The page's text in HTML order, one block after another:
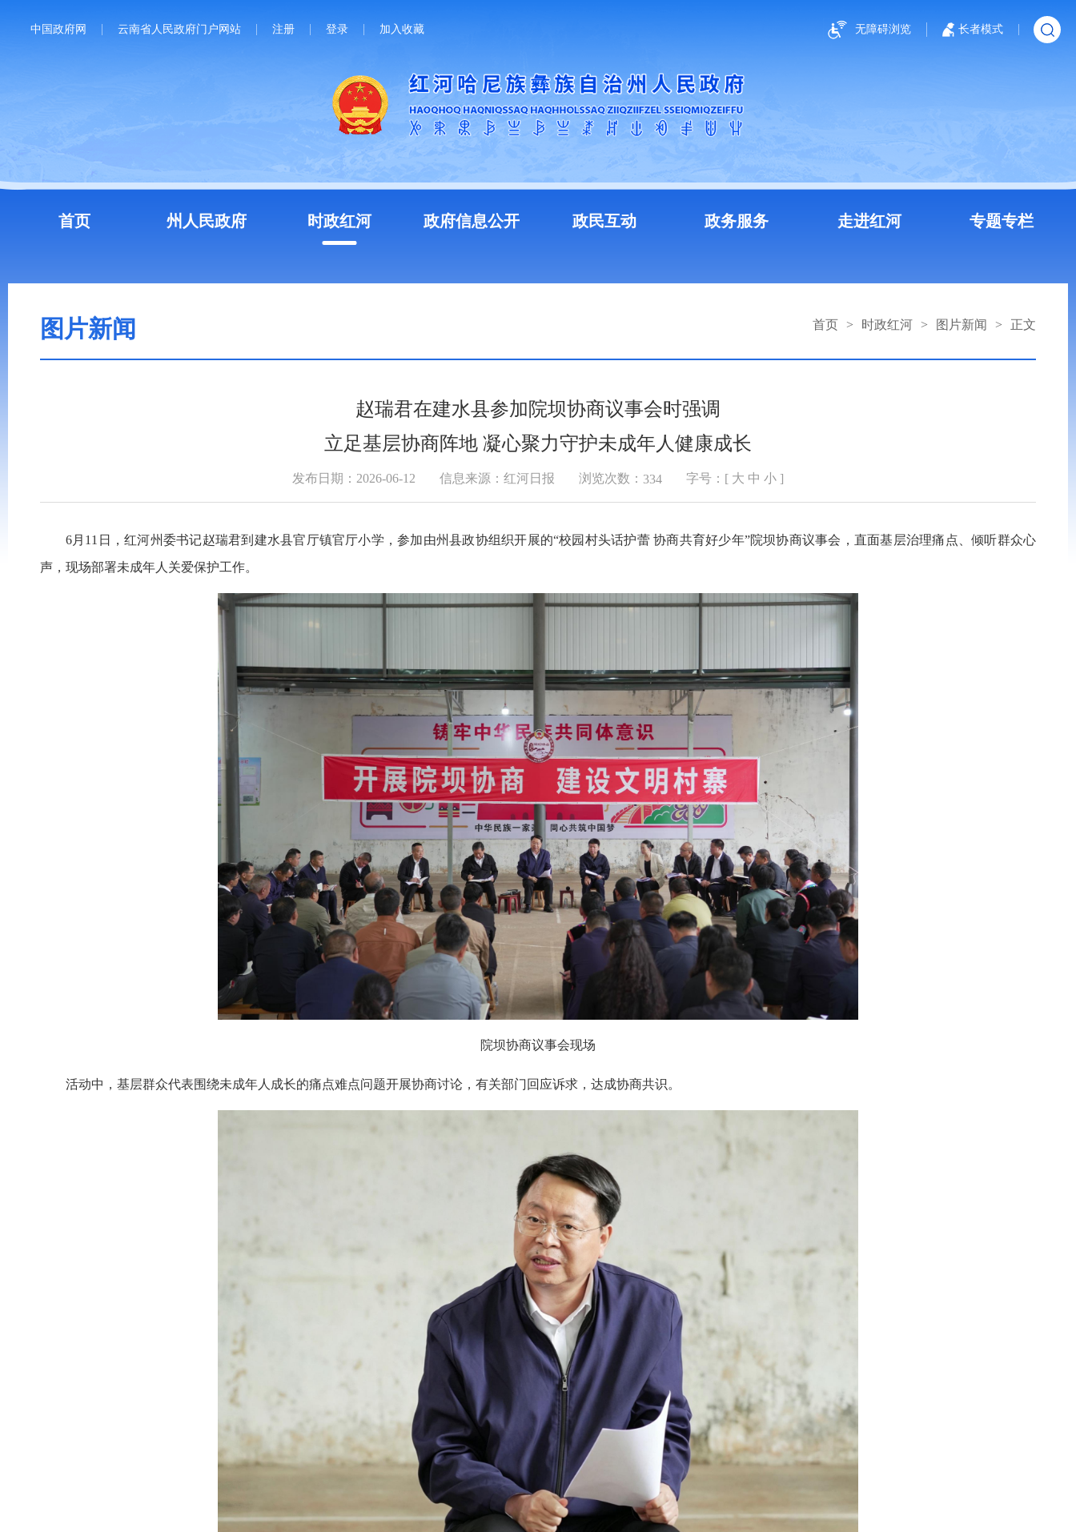
中国政府网 云南省人民政府门户网站 注册 登录 加入收藏 无障碍浏览 长者模式
首页 州人民政府 时政红河 政府信息公开 政民互动 政务服务 走进红河 专题专栏
图片新闻 首页 > 时政红河 > 图片新闻 > 正文
赵瑞君在建水县参加院坝协商议事会时强调
立足基层协商阵地 凝心聚力守护未成年人健康成长
发布日期：2026-06-12 信息来源：红河日报 浏览次数： 334 字号：[ 大 中 小 ]
6月11日，红河州委书记赵瑞君到建水县官厅镇官厅小学，参加由州县政协组织开展的“校园村头话护蕾 协商共育好少年”院坝协商议事会，直面基层治理痛点、倾听群众心
声，现场部署未成年人关爱保护工作。
院坝协商议事会现场
活动中，基层群众代表围绕未成年人成长的痛点难点问题开展协商讨论，有关部门回应诉求，达成协商共识。